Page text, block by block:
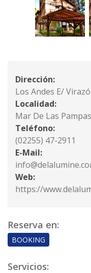
Dirección:
Los Andes E/
Localidad:
Mar De Las Pampas
Teléfono:
(02255) 47-2911
E-Mail:
Web:
https://
Reserva en:
BOOKING
Servicios: